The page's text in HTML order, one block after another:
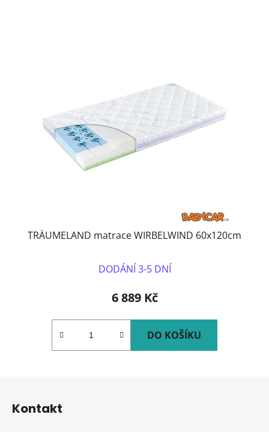
TRÄUMELAND matrace WIRBELWIND 60x120cm
DODÁNÍ 3-5 DNÍ
6 889 Kč
DO KOŠÍKU
Kontakt